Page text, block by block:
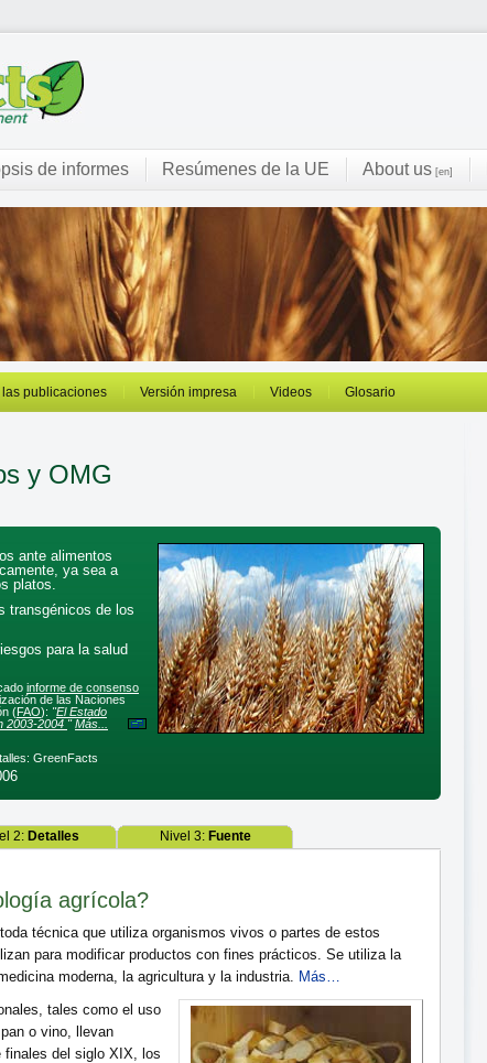
de informes Resúmenes de la UE About us [en]
publicaciones Versión impresa Videos Glosario
y OMG
ante alimentos
ya sea a
platos.
transgénicos de los
para la salud
informe de consenso
de las Naciones
(FAO): "El Estado
2003-2004 " Más...
GreenFacts
2: Detalles Nivel 3: Fuente
agrícola?
técnica que utiliza organismos vivos o partes de estos
para modificar productos con fines prácticos. Se utiliza la
moderna, la agricultura y la industria. Más…
tales como el uso
o vino, llevan
finales del siglo XIX, los